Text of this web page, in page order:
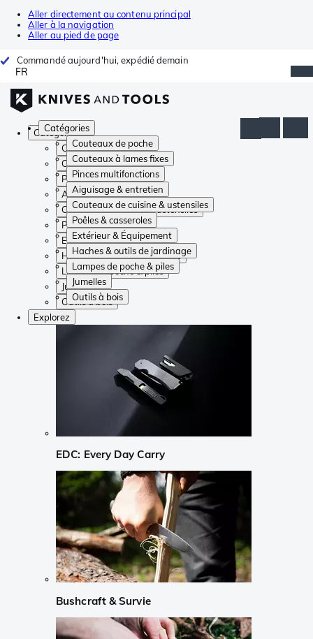
Aller directement au contenu principal
Aller à la navigation
Aller au pied de page
Commandé aujourd'hui, expédié demain
FR
Catégories
Couteaux de poche
Couteaux à lames fixes
Pinces multifonctions
Aiguisage & entretien
Couteaux de cuisine & ustensiles
Poêles & casseroles
Extérieur & Équipement
Haches & outils de jardinage
Lampes de poche & piles
Jumelles
Outils à bois
Catégories
Couteaux de poche
Couteaux à lames fixes
Pinces multifonctions
Aiguisage & entretien
Couteaux de cuisine & ustensiles
Poêles & casseroles
Extérieur & Équipement
Haches & outils de jardinage
Lampes de poche & piles
Jumelles
Outils à bois
Explorez
EDC: Every Day Carry
Bushcraft & Survie